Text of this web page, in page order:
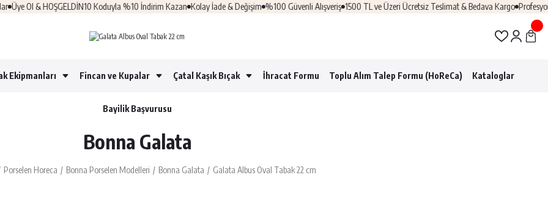
& HOŞGELDİN10 Koduyla %10 İndirim Kazan Kolay İade & Değişim %100 Güvenli Alışveriş 1500 TL ve Üzeri Ücretsiz Teslimat & Bedava Kargo Profesyonel
Ekipmanları Fincan ve Kupalar Çatal Kaşık Bıçak İhracat Formu Toplu Alım Talep Formu (HoReCa) Kataloglar
Bayilik Başvurusu
Bonna Galata
Porselen Horeca Bonna Porselen Modelleri Bonna Galata Galata Albus Oval Tabak 22 cm